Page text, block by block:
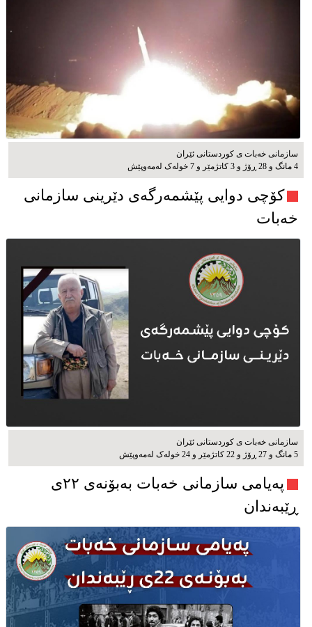
سازمانی خەبات ی کوردستانی ئێران
4 مانگ و 28 ڕۆژ و 3 کاتژمێر و 7 خوله‌ک له‌مه‌وپێش‌
کۆچی دوایی پێشمەرگەی دێرینی سازمانی
خەبات
سازمانی خەبات ی كوردستانی ئێران
5 مانگ و 27 ڕۆژ و 22 کاتژمێر و 24 خوله‌ک له‌مه‌وپێش‌
پەیامی سازمانی خەبات بەبۆنەی ۲۲ی
ڕێبەندان